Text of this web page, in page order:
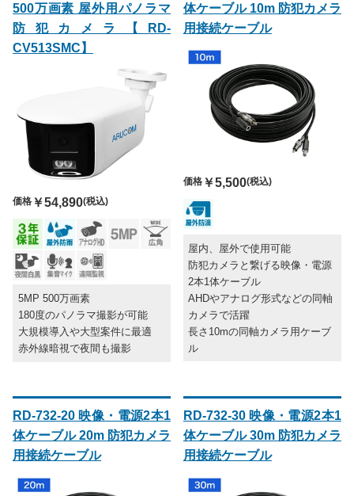
500万画素 屋外用パノラマ
防犯カメラ【RD-
CV513SMC】
価格 ￥54,890(税込)
5MP 500万画素
180度のパノラマ撮影が可能
大規模導入や大型案件に最適
赤外線暗視で夜間も撮影
体ケーブル 10m 防犯カメラ
用接続ケーブル
価格￥5,500(税込)
屋内、屋外で使用可能
防犯カメラと繋げる映像・電源
2本1体ケーブル
AHDやアナログ形式などの同軸
カメラで活躍
長さ10mの同軸カメラ用ケーブ
ル
RD-732-20 映像・電源2本1
体ケーブル 20m 防犯カメラ
用接続ケーブル
RD-732-30 映像・電源2本1
体ケーブル 30m 防犯カメラ
用接続ケーブル